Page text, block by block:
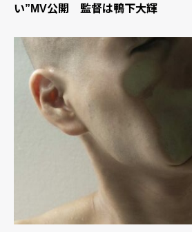
い”MV公開 監督は鴨下大輝